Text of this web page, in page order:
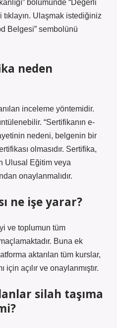
bölümünde “Değerli
tıklayın. Ulaşmak istediğiniz
Belgesi” sembolünü
neden
inceleme yöntemidir.
“Sertifikanın e-
nedeni, belgenin bir
olmasıdır. Sertifika,
Ulusal Eğitim veya
onaylanmalıdır.
ne işe yarar?
ve toplumun tüm
Buna ek
aktarılan tüm kurslar,
için açılır ve onaylanmıştır.
silah taşıma